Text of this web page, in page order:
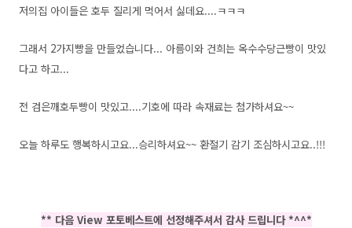
저의집 아이들은 호두 질리게 먹어서 싫데요....ㅋㅋㅋ
그래서 2가지빵을 만들었습니다... 아름이와 건희는 옥수수당근빵이 맛있
다고 하고...
전 검은깨호두빵이 맛있고....기호에 따라 속재료는 첨가하셔요~~
오늘 하루도 행복하시고요...승리하셔요~~ 환절기 감기 조심하시고요..!!!
** 다음 View 포토베스트에 선정해주셔서 감사 드립니다 *^^*